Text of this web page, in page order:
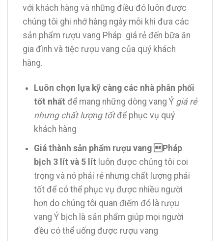
với khách hàng và những điều đó luôn được
chúng tôi ghi nhớ hàng ngày mỗi khi đưa các
sản phẩm rượu vang Pháp giá rẻ đến bữa ăn
gia đình và tiệc rượu vang của quý khách
hàng.
Luôn chọn lựa kỹ càng các nhà phân phối
tốt nhất để mang những dòng vang Ý giá rẻ
nhưng chất lượng tốtđể phục vụ quý
khách hàng
Giá thành sản phẩm rượu vang Pháp
bịch 3 lít và 5 lít luôn được chúng tôi coi
trọng và nó phải rẻ nhưng chất lượng phải
tốt để có thể phục vụ được nhiều người
hơn do chúng tôi quan điểm đó là rượu
vang Ý bịch là sản phẩm giúp mọi người
đều có thể uống được rượu vang